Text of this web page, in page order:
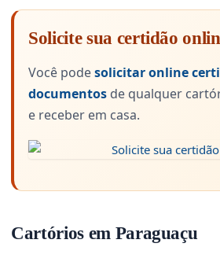
Solicite sua certidão
Você podesolicitar online
documentos de qualquer
e receber em casa.
Cartórios em Paraguaçu